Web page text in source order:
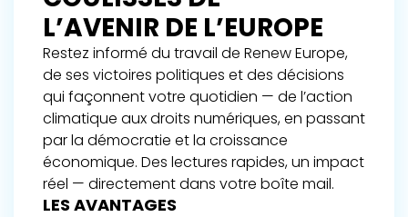
L’AVENIR DE L’EUROPE
Restez informé du travail de Renew Europe,
de ses victoires politiques et des décisions
qui façonnent votre quotidien — de l’action
climatique aux droits numériques, en passant
par la démocratie et la croissance
économique. Des lectures rapides, un impact
réel — directement dans votre boîte mail.
LES AVANTAGES